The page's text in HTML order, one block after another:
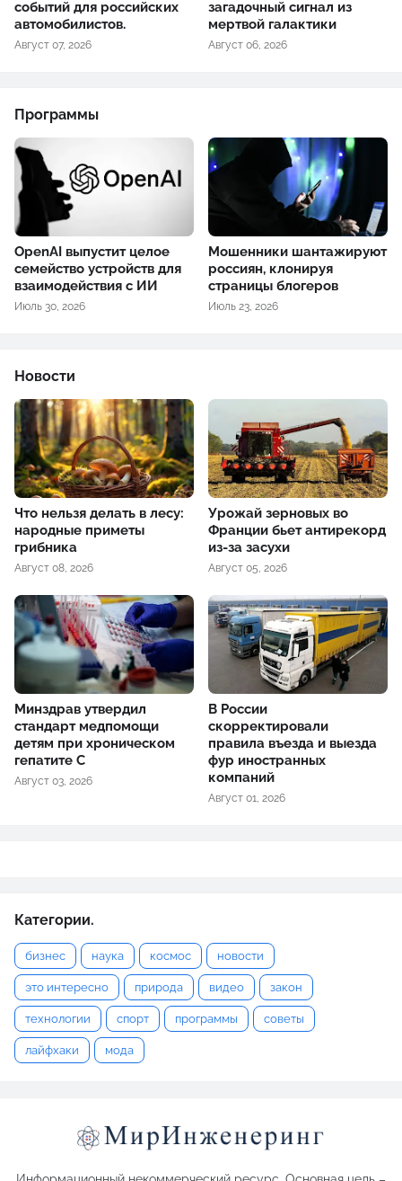
событий для российских
автомобилистов.
Август 07, 2026
загадочный сигнал из
мертвой галактики
Август 06, 2026
Программы
OpenAI выпустит целое
семейство устройств для
взаимодействия с ИИ
Июль 30, 2026
Мошенники шантажируют
россиян, клонируя
страницы блогеров
Июль 23, 2026
Новости
Что нельзя делать в лесу:
народные приметы
грибника
Август 08, 2026
Урожай зерновых во
Франции бьет антирекорд
из-за засухи
Август 05, 2026
Минздрав утвердил
стандарт медпомощи
детям при хроническом
гепатите С
Август 03, 2026
В России
скорректировали
правила въезда и выезда
фур иностранных
компаний
Август 01, 2026
Категории.
бизнес наука космос новости
это интересно природа видео закон
технологии спорт программы советы
лайфхаки мода